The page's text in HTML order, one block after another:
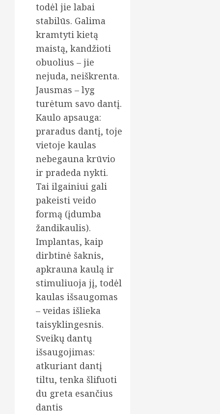
todėl jie labai
stabilūs. Galima
kramtyti kietą
maistą, kandžioti
obuolius – jie
nejuda, neiškrenta.
Jausmas – lyg
turėtum savo dantį.
Kaulo apsauga:
praradus dantį, toje
vietoje kaulas
nebegauna krūvio
ir pradeda nykti.
Tai ilgainiui gali
pakeisti veido
formą (įdumba
žandikaulis).
Implantas, kaip
dirbtinė šaknis,
apkrauna kaulą ir
stimuliuoja jį, todėl
kaulas išsaugomas
– veidas išlieka
taisyklingesnis.
Sveikų dantų
išsaugojimas:
atkuriant dantį
tiltu, tenka šlifuoti
du greta esančius
dantis